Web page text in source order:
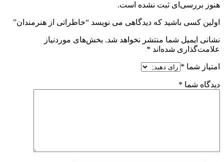
هنوز بررسی‌ای ثبت نشده است.
اولین کسی باشید که دیدگاهی می نویسد “خاطراتی از هنرمندان”
نشانی ایمیل شما منتشر نخواهد شد. بخش‌های موردنیاز
علامت‌گذاری شده‌اند *
امتیاز شما *
دیدگاه شما *